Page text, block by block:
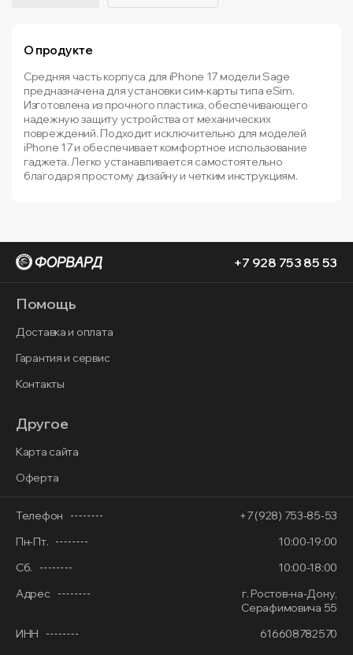
О продукте
Средняя часть корпуса для iPhone 17 модели Sage
предназначена для установки сим-карты типа eSim.
Изготовлена из прочного пластика, обеспечивающего
надежную защиту устройства от механических
повреждений. Подходит исключительно для моделей
iPhone 17 и обеспечивает комфортное использование
гаджета. Легко устанавливается самостоятельно
благодаря простому дизайну и четким инструкциям.
+7 928 753 85 53
Помощь
Доставка и оплата
Гарантия и сервис
Контакты
Другое
Карта сайта
Оферта
Телефон
+7 (928) 753-85-53
Пн-Пт.
10:00-19:00
Сб.
10:00-18:00
Адрес
г. Ростов-на-Дону,
Серафимовича 55
ИНН
616608782570